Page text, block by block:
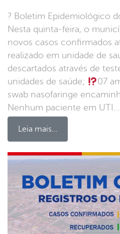
? Boletim Epidemiológico
Nesta quinta-feira, o
novos casos confirmados
realizado em unidade de
descartados através de
unidades de saúde;
07
swab nasofaringe
Nenhum paciente em
Leia mais…